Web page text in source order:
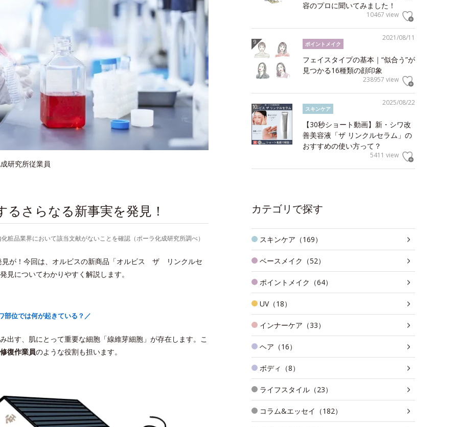
研究所従業員
さらなる新事実を発見！
品業界において該当文献がないことを確認（ポーラ化成研究所調べ）
見が！今回は、オルビスの新商品「オルビス ザ リンクルセ
についてわかりやすく解説します。
部位では何が起きている？／
出す、肌にとって重要な細胞「線維芽細胞」が存在します。こ
修復作業員のような役割も担います。
容のプロに聞いてみました！
10467 view
2021/08/11
ポイントメイク
フェイスタイプの基本｜“似合う”が
見つかる16種類の顔印象
238957 view
2025/08/22
スキンケア
【30秒ショート動画】新・シワ改
善美容液「ザ リンクルセラム」の
おすすめの使い方って？
5411 view
カテゴリで探す
スキンケア（169）
ベースメイク（52）
ポイントメイク（64）
UV（18）
インナーケア（33）
ヘア（16）
ボディ（8）
ライフスタイル（23）
コラム&エッセイ（182）